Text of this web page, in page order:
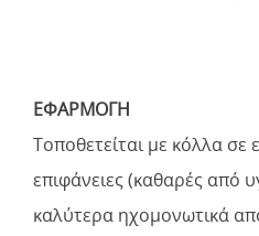
ΕΦΑΡΜΟΓΗ
Τοποθετείται με κόλλα σε
επιφάνειες (καθαρές από
καλύτερα ηχομονωτικά